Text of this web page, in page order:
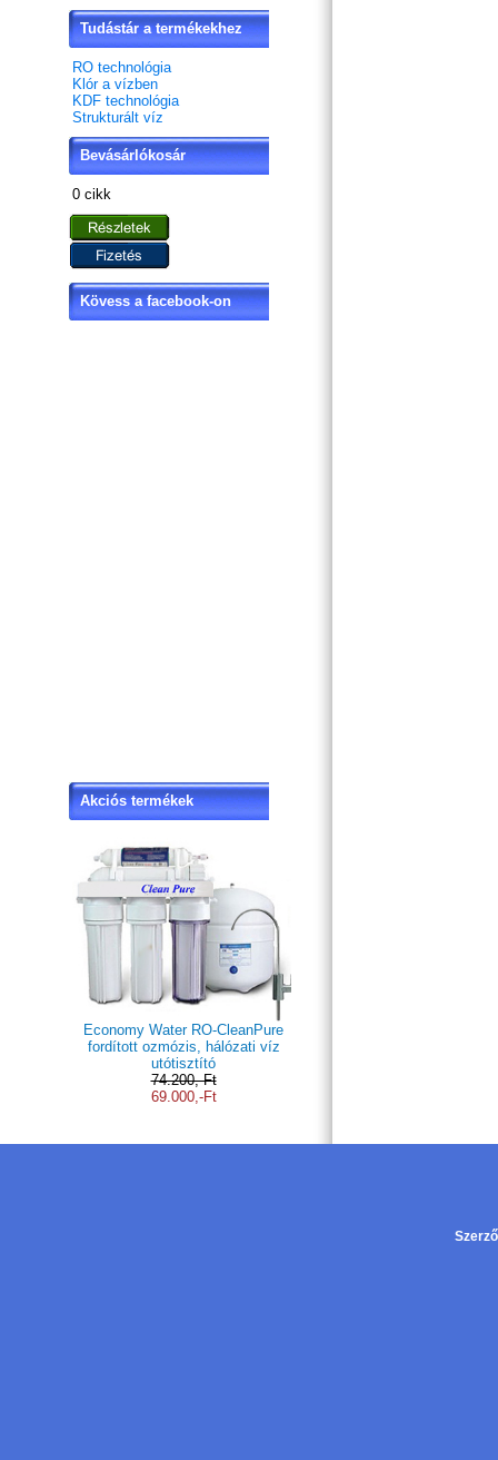
Tudástár a termékekhez
RO technológia
Klór a vízben
KDF technológia
Strukturált víz
Bevásárlókosár
0 cikk
Kövess a facebook-on
Akciós termékek
Economy Water RO-CleanPure
fordított ozmózis, hálózati víz
utótisztító
74.200,-Ft
69.000,-Ft